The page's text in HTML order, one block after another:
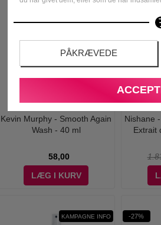
PÅKRÆVEDE
Kevin Murphy - Smooth Again
Wash - 40 ml
58,00
LÆG I KURV
Nishane
Extrait
KAMPAGNE INFO -27%